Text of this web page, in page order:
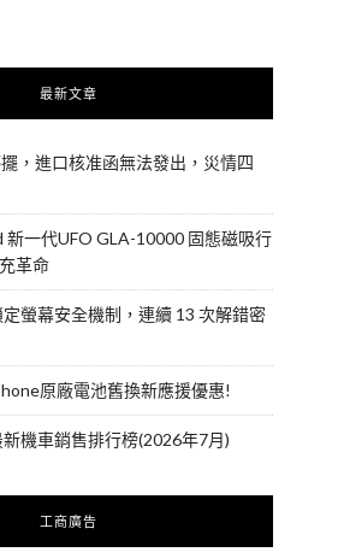
最新文章
，進口核准函無法發出，災情四
新一代UFO GLA-10000 固態磁吸行
革命
螢幕安全機制，連續 13 次解錯密
原廠電池舊換新應援優惠!
機車銷售排行榜(2026年7月)
工商廣告